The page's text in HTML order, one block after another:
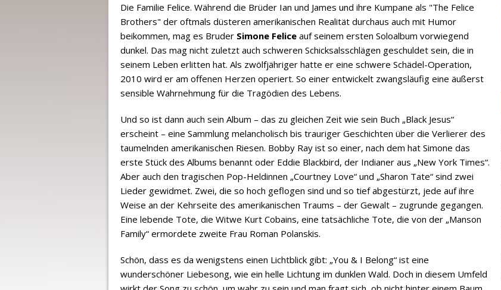
Die Familie Felice. Während die Brüder Ian und James und ihre Kumpane als "The Felice
Brothers" der oftmals düsteren amerikanischen Realität durchaus auch mit Humor
beikommen, mag es Bruder Simone Felice auf seinem ersten Soloalbum vorwiegend
dunkel. Das mag nicht zuletzt auch schweren Schicksalsschlägen geschuldet sein, die in
seinem Leben erlitten hat. Als zwölfjähriger hatte er eine schwere Schädel-Operation,
2010 wird er am offenen Herzen operiert. So einer entwickelt zwangsläufig eine äußerst
sensible Wahrnehmung für die Tragödien des Lebens.
Und so ist dann auch sein Album – das zu gleichen Zeit wie sein Buch „Black Jesus“
erscheint – eine Sammlung melancholisch bis trauriger Geschichten über die Verlierer des
taumelnden amerikanischen Riesen. Bobby Ray ist so einer, nach dem hat Simone das
erste Stück des Albums benannt oder Eddie Blackbird, der Indianer aus „New York Times“.
Aber auch den tragischen Pop-Heldinnen „Courtney Love“ und „Sharon Tate“ sind zwei
Lieder gewidmet. Zwei, die so hoch geflogen sind und so tief abgestürzt, jede auf ihre
Weise an der Kehrseite des amerikanischen Traums – der Gewalt – zugrunde gegangen.
Eine lebende Tote, die Witwe Kurt Cobains, eine tatsächliche Tote, die von der „Manson
Family“ ermordete zweite Frau Roman Polanskis.
Schön, dass es da wenigstens einen Lichtblick gibt: „You & I Belong“ ist eine
wunderschöner Liebesong, wie ein helle Lichtung im dunklen Wald. Doch in diesem Umfeld